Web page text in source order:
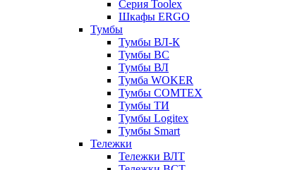
Серия Toolex
Шкафы ERGO
Тумбы
Тумбы ВЛ-К
Тумбы ВС
Тумбы ВЛ
Тумба WOKER
Тумбы COMTEX
Тумбы ТИ
Тумбы Logitex
Тумбы Smart
Тележки
Тележки ВЛТ